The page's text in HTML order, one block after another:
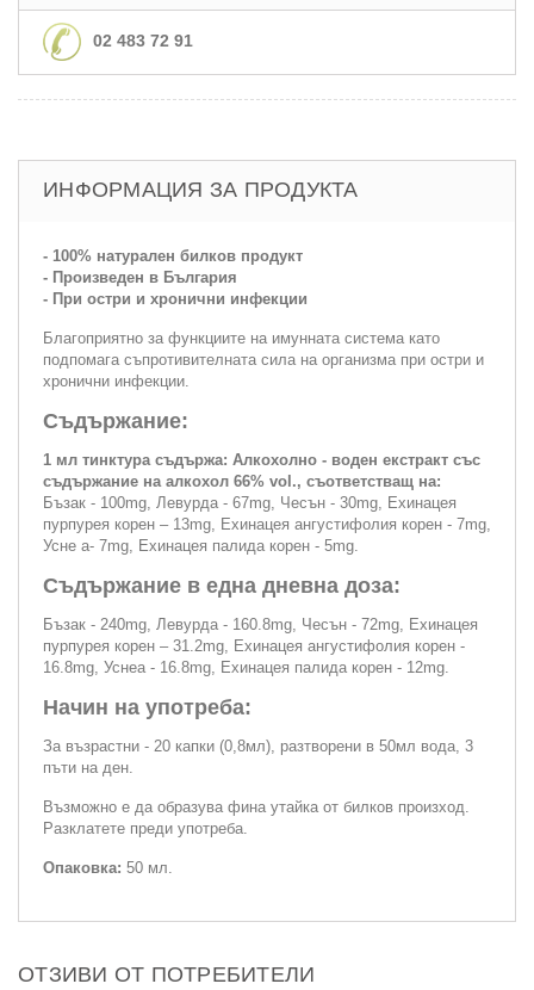
02 483 72 91
ИНФОРМАЦИЯ ЗА ПРОДУКТА
- 100% натурален билков продукт
- Произведен в България
- При остри и хронични инфекции
Благоприятно за функциите на имунната система като
подпомага съпротивителната сила на организма при остри и
хронични инфекции.
Съдържание:
1 мл тинктура съдържа: Алкохолно - воден екстракт със
съдържание на алкохол 66% vol., съответстващ на:
Бъзак - 100mg, Левурда - 67mg, Чесън - 30mg, Ехинацея
пурпурея корен – 13mg, Ехинацея ангустифолия корен - 7mg,
Усне а- 7mg, Ехинацея палида корен - 5mg.
Съдържание в една дневна доза:
Бъзак - 240mg, Левурда - 160.8mg, Чесън - 72mg, Ехинацея
пурпурея корен – 31.2mg, Ехинацея ангустифолия корен -
16.8mg, Уснеа - 16.8mg, Ехинацея палида корен - 12mg.
Начин на употреба:
За възрастни - 20 капки (0,8мл), разтворени в 50мл вода, 3
пъти на ден.
Възможно е да образува фина утайка от билков произход.
Разклатете преди употреба.
Опаковка: 50 мл.
ОТЗИВИ ОТ ПОТРЕБИТЕЛИ